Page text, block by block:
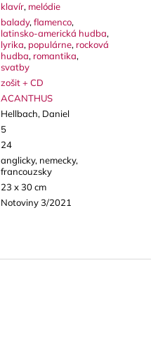
klavír, melódie
balady, flamenco,
latinsko-americká hudba,
lyrika, populárne, rocková
hudba, romantika,
svatby
zošit + CD
ACANTHUS
Hellbach, Daniel
5
24
anglicky, nemecky,
francouzsky
23 x 30 cm
Notoviny 3/2021